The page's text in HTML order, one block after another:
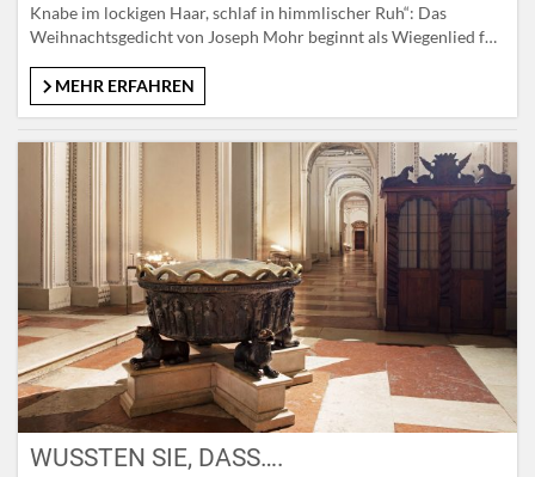
Knabe im lockigen Haar, schlaf in himmlischer Ruh“: Das
Weihnachtsgedicht von Joseph Mohr beginnt als Wiegenlied für
Volksnähe nachgesagt wird, wusste um die Not der Menschen
und ihre Sorgen. Er schrieb daher einen leicht verständlichen
MEHR ERFAHREN
WUSSTEN SIE, DASS….